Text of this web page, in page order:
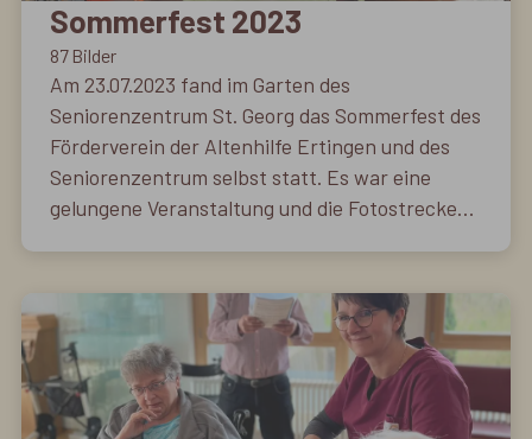
Sommerfest 2023
87 Bilder
Am 23.07.2023 fand im Garten des
Seniorenzentrum St. Georg das Sommerfest des
Förderverein der Altenhilfe Ertingen und des
Seniorenzentrum selbst statt. Es war eine
gelungene Veranstaltung und die Fotostrecke